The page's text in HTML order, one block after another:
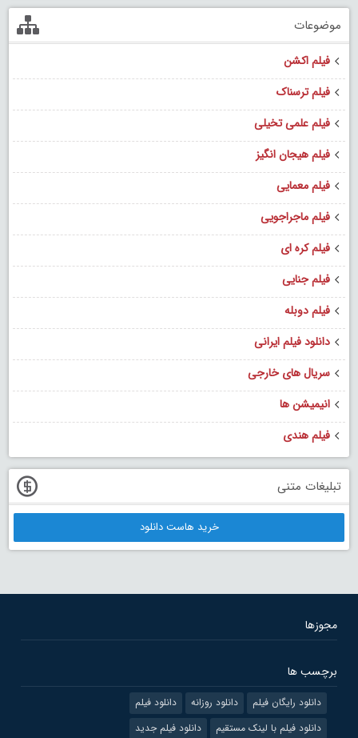
موضوعات
فیلم اکشن
فیلم ترسناک
فیلم علمی تخیلی
فیلم هیجان انگیز
فیلم معمایی
فیلم ماجراجویی
فیلم کره ای
فیلم جنایی
فیلم دوبله
دانلود فیلم ایرانی
سریال های خارجی
انیمیشن ها
فیلم هندی
تبلیغات متنی
خرید هاست دانلود
مجوزها
برچسب ها
دانلود رایگان فیلم دانلود روزانه
دانلود فیلم
دانلود فیلم با لینک مستقیم
دانلود فیلم جدید